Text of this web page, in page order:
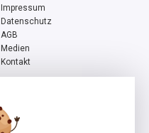
Impressum
Datenschutz
AGB
Medien
Kontakt